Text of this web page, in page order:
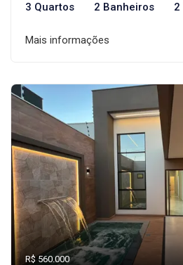
3 Quartos 2 Banheiros 2
Mais informações
R$ 560.000